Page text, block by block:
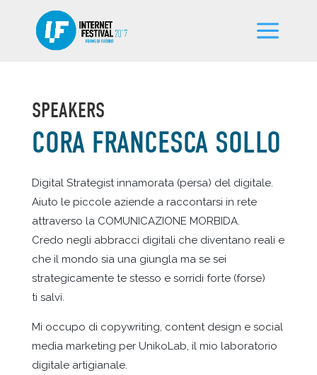
SPEAKERS
CORA FRANCESCA SOLLO
Digital Strategist innamorata (persa) del digitale.
Aiuto le piccole aziende a raccontarsi in rete
attraverso la COMUNICAZIONE MORBIDA.
Credo negli abbracci digitali che diventano reali e
che il mondo sia una giungla ma se sei
strategicamente te stesso e sorridi forte (forse)
ti salvi.
Mi occupo di copywriting, content design e social
media marketing per UnikoLab, il mio laboratorio
digitale artigianale.